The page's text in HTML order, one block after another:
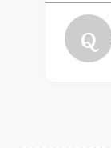
Q